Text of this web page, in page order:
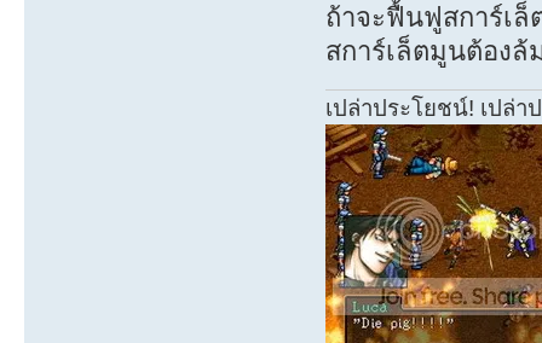
ถ้าจะฟื้นฟูสการ์เ
สการ์เล็ตมูนต้องล้
เปล่าประโยชน์! เปล่า